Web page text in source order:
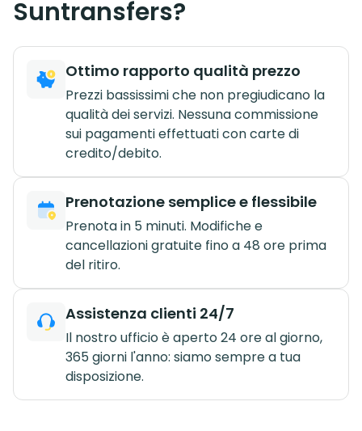
Suntransfers?
Ottimo rapporto qualità prezzo
Prezzi bassissimi che non pregiudicano la
qualità dei servizi. Nessuna commissione
sui pagamenti effettuati con carte di
credito/debito.
Prenotazione semplice e flessibile
Prenota in 5 minuti. Modifiche e
cancellazioni gratuite fino a 48 ore prima
del ritiro.
Assistenza clienti 24/7
Il nostro ufficio è aperto 24 ore al giorno,
365 giorni l'anno: siamo sempre a tua
disposizione.